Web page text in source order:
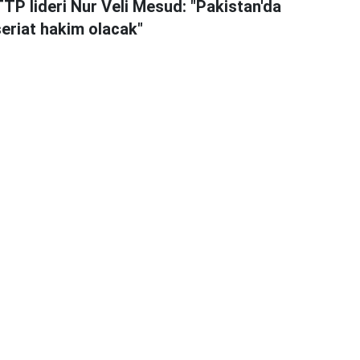
lideri Nur Veli Mesud: "Pakistan'da
hakim olacak"